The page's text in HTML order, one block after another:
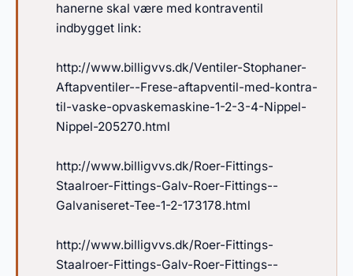
hanerne skal være med kontraventil
indbygget link:
http://www.billigvvs.dk/Ventiler-Stophaner-
Aftapventiler--Frese-aftapventil-med-kontra-
til-vaske-opvaskemaskine-1-2-3-4-Nippel-
Nippel-205270.html
http://www.billigvvs.dk/Roer-Fittings-
Staalroer-Fittings-Galv-Roer-Fittings--
Galvaniseret-Tee-1-2-173178.html
http://www.billigvvs.dk/Roer-Fittings-
Staalroer-Fittings-Galv-Roer-Fittings--